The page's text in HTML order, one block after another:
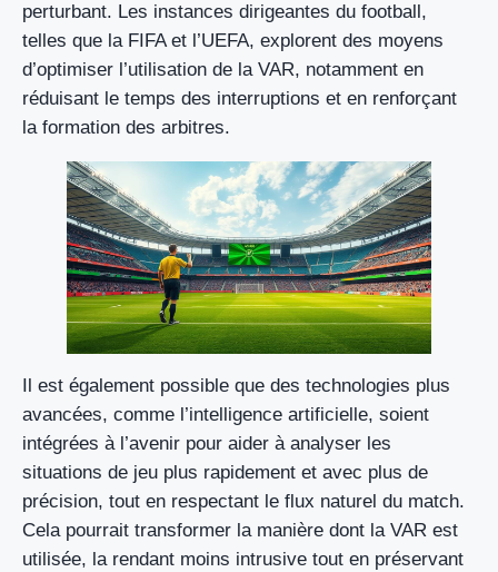
perturbant. Les instances dirigeantes du football,
telles que la FIFA et l’UEFA, explorent des moyens
d’optimiser l’utilisation de la VAR, notamment en
réduisant le temps des interruptions et en renforçant
la formation des arbitres.
Il est également possible que des technologies plus
avancées, comme l’intelligence artificielle, soient
intégrées à l’avenir pour aider à analyser les
situations de jeu plus rapidement et avec plus de
précision, tout en respectant le flux naturel du match.
Cela pourrait transformer la manière dont la VAR est
utilisée, la rendant moins intrusive tout en préservant